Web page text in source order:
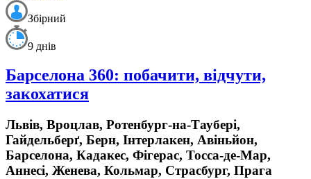
Збірний
9 днів
Барселона 360: побачити, відчути,
закохатися
Львів, Вроцлав, Ротенбург-на-Таубері,
Гайдельберґ, Берн, Інтерлакен, Авіньйон,
Барселона, Кадакес, Фігерас, Тосса-де-Мар,
Аннесі, Женева, Кольмар, Страсбург, Прага